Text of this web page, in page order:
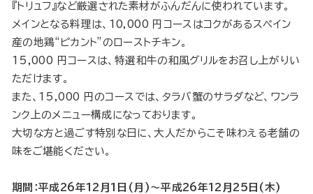
『トリュフ』など厳選された素材がふんだんに使われています。
メインとなる料理は、10,000 円コースはコクがあるスペイン
産の地鶏“ピカント”のローストチキン。
15,000 円コースは、特選和牛の和風グリルをお召し上がりい
ただけます。
また、15,000 円のコースでは、タラバ蟹のサラダなど、ワンラ
ンク上のメニュー構成になっております。
大切な方と過ごす特別な日に、大人だからこそ味わえる老舗の
味をご堪能ください。
期間：平成26年12月1日(月)～平成26年12月25日(木)